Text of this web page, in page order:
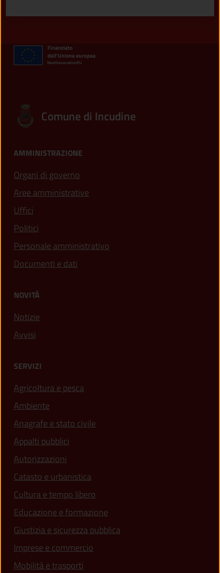
Comune di Incudine
AMMINISTRAZIONE
Organi di governo
Aree amministrative
Uffici
Politici
Personale amministrativo
Documenti e dati
NOVITÀ
Notizie
Avvisi
SERVIZI
Agricoltura e pesca
Ambiente
Anagrafe e stato civile
Appalti pubblici
Autorizzazioni
Catasto e urbanistica
Cultura e tempo libero
Educazione e formazione
Giustizia e sicurezza pubblica
Imprese e commercio
Mobilità e trasporti